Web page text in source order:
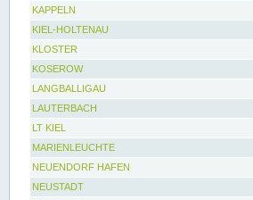
KAPPELN
KIEL-HOLTENAU
KLOSTER
KOSEROW
LANGBALLIGAU
LAUTERBACH
LT KIEL
MARIENLEUCHTE
NEUENDORF HAFEN
NEUSTADT